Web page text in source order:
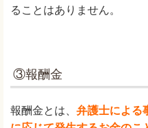
ることはありません。
③報酬金
報酬金とは、 弁護士による